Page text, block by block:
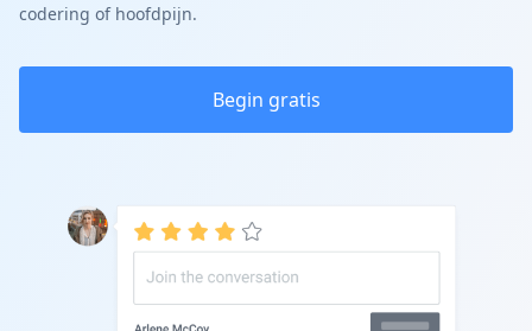
codering of hoofdpijn.
Begin gratis